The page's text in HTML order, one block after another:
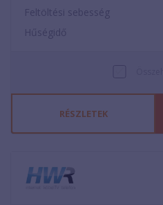
Feltöltési sebesség
Hűségidő
RÉSZLETEK